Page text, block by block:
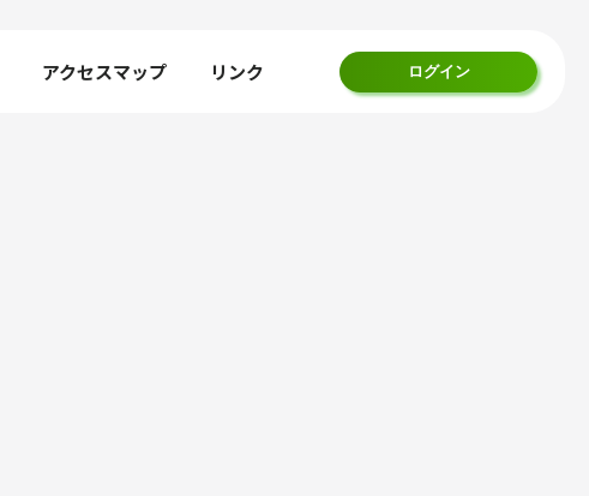
アクセスマップ リンク ログイン